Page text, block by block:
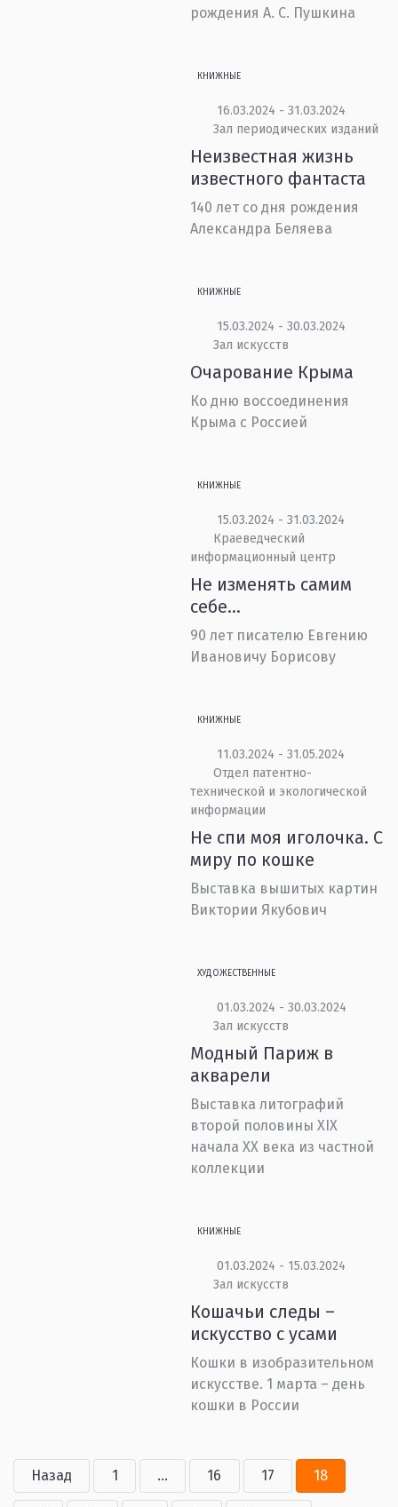
рождения А. С. Пушкина
КНИЖНЫЕ
16.03.2024 - 31.03.2024
Зал периодических изданий
Неизвестная жизнь
известного фантаста
140 лет со дня рождения
Александра Беляева
КНИЖНЫЕ
15.03.2024 - 30.03.2024
Зал искусств
Очарование Крыма
Ко дню воссоединения
Крыма с Россией
КНИЖНЫЕ
15.03.2024 - 31.03.2024
Краеведческий
информационный центр
Не изменять самим
себе…
90 лет писателю Евгению
Ивановичу Борисову
КНИЖНЫЕ
11.03.2024 - 31.05.2024
Отдел патентно-
технической и экологической
информации
Не спи моя иголочка. С
миру по кошке
Выставка вышитых картин
Виктории Якубович
ХУДОЖЕСТВЕННЫЕ
01.03.2024 - 30.03.2024
Зал искусств
Модный Париж в
акварели
Выставка литографий
второй половины XIX
начала ХХ века из частной
коллекции
КНИЖНЫЕ
01.03.2024 - 15.03.2024
Зал искусств
Кошачьи следы –
искусство с усами
Кошки в изобразительном
искусстве. 1 марта – день
кошки в России
Назад 1 ... 16 17 18